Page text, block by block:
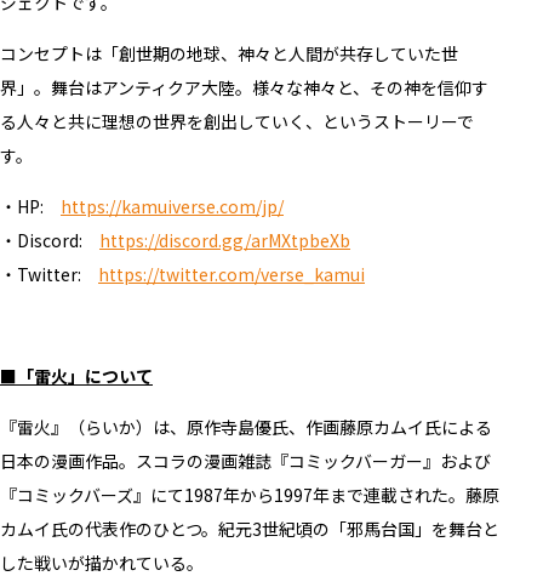
コンセプトは「創世期の地球、神々と人間が共存していた世
界」。舞台はアンティクア大陸。様々な神々と、その神を信仰す
る人々と共に理想の世界を創出していく、というストーリーで
す。
・HP: https://kamuiverse.com/jp/
・Discord: https://discord.gg/arMXtpbeXb
・Twitter: https://twitter.com/verse_kamui
■「雷火」について
『雷火』（らいか）は、原作寺島優氏、作画藤原カムイ氏による
日本の漫画作品。スコラの漫画雑誌『コミックバーガー』および
『コミックバーズ』にて1987年から1997年まで連載された。藤原
カムイ氏の代表作のひとつ。紀元3世紀頃の「邪馬台国」を舞台と
した戦いが描かれている。